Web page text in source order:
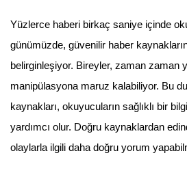
Yüzlerce haberi birkaç saniye içinde
günümüzde, güvenilir haber
belirginleşiyor. Bireyler, zaman zaman
manipülasyona maruz kalabiliyor. Bu
kaynakları, okuyucuların sağlıklı bir
yardımcı olur. Doğru kaynaklardan
olaylarla ilgili daha doğru yorum